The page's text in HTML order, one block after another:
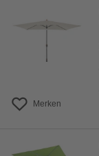
Merken